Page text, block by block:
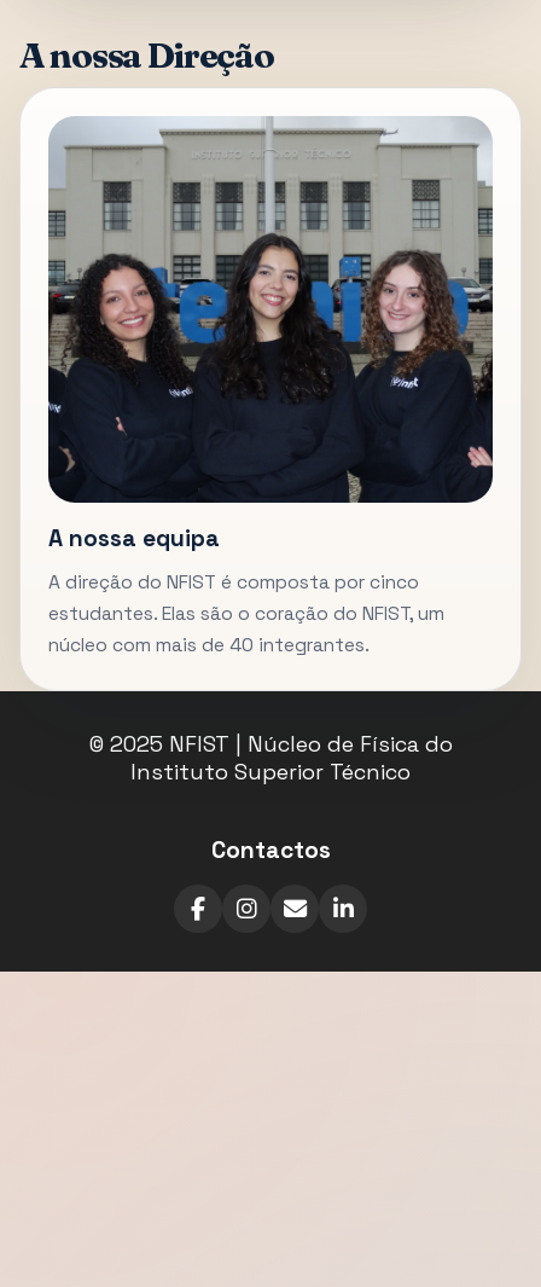
A nossa Direção
A nossa equipa
A direção do NFIST é composta por cinco
estudantes. Elas são o coração do NFIST, um
núcleo com mais de 40 integrantes.
© 2025 NFIST | Núcleo de Física do
Instituto Superior Técnico
Contactos